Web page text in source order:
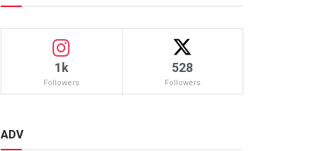
1k
Followers
528
Followers
ADV